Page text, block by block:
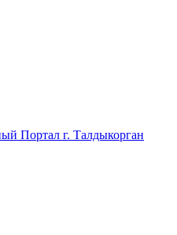
Портал г. Талдыкорган